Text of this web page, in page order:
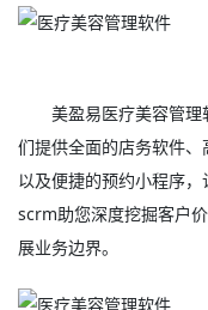
美盈易医疗美容管理
们提供全面的店务软件、
以及便捷的预约小程序
scrm助您深度挖掘客户
展业务边界。